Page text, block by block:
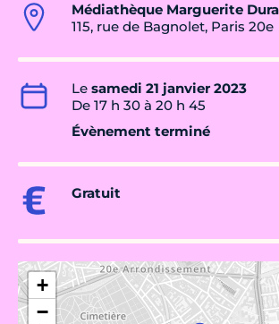
Médiathèque Marguerite
115, rue de Bagnolet, Paris 20e
Le samedi 21 janvier 2023
De 17 h 30 à 20 h 45
Évènement terminé
Gratuit
+
−